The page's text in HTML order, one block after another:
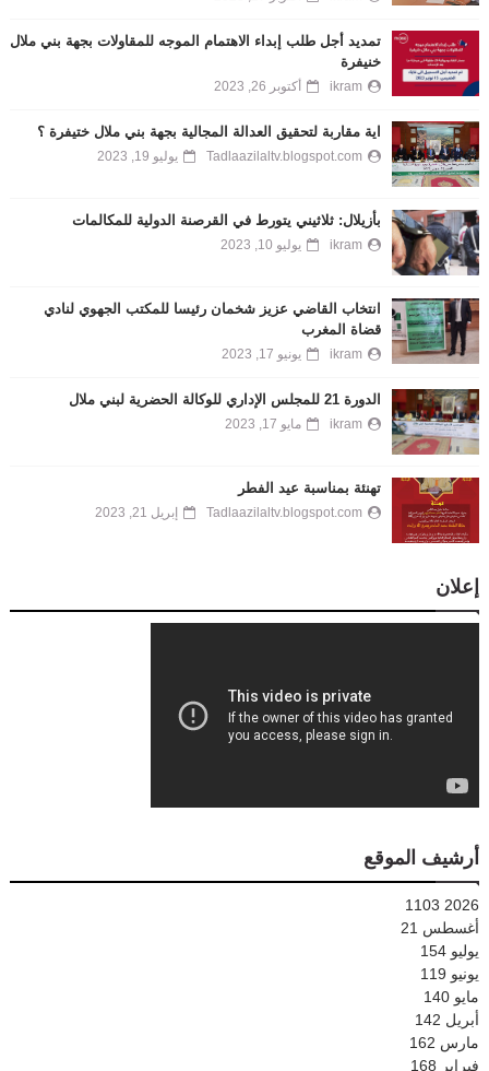
تمديد أجل طلب إبداء الاهتمام الموجه للمقاولات بجهة بني ملال
خنيفرة
ikram أكتوبر 26, 2023
اية مقاربة لتحقيق العدالة المجالية بجهة بني ملال ختيفرة ؟
Tadlaazilaltv.blogspot.com يوليو 19, 2023
بأزيلال: ثلاثيني يتورط في القرصنة الدولية للمكالمات
ikram يوليو 10, 2023
انتخاب القاضي عزيز شخمان رئيسا للمكتب الجهوي لنادي
قضاة المغرب
ikram يونيو 17, 2023
الدورة 21 للمجلس الإداري للوكالة الحضرية لبني ملال
ikram مايو 17, 2023
تهنئة بمناسبة عيد الفطر
Tadlaazilaltv.blogspot.com إبريل 21, 2023
إعلان
أرشيف الموقع
2026
1103
أغسطس 21
يوليو 154
يونيو 119
مايو 140
أبريل 142
مارس 162
فبراير 168